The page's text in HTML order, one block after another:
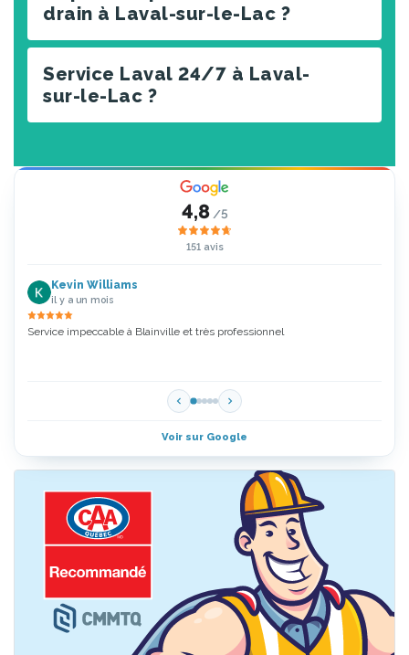
drain à Laval-sur-le-Lac ?
Service Laval 24/7 à Laval-
sur-le-Lac ?
4,8 /5
151 avis
Kevin Williams
il y a un mois
Service impeccable à Blainville et très professionnel
Voir sur Google